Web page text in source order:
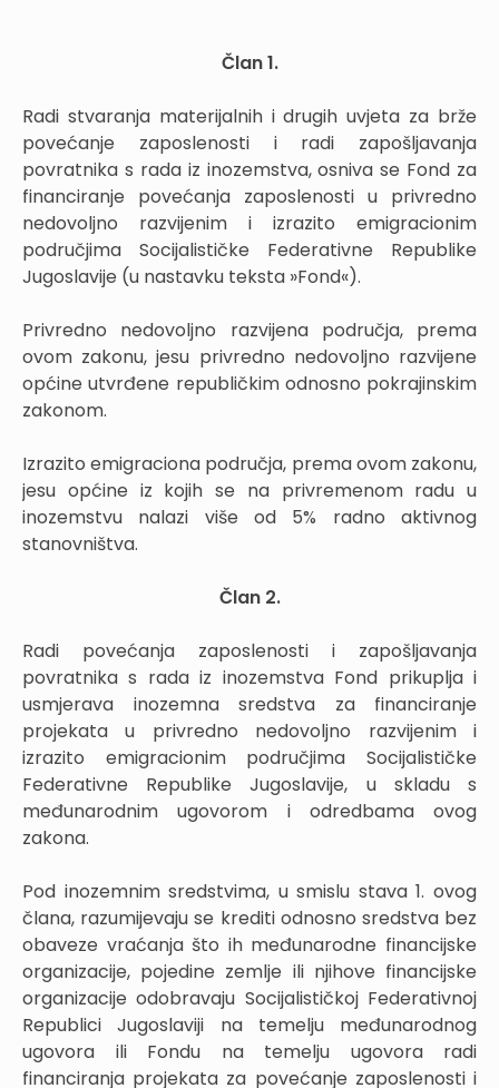
Član 1.
Radi stvaranja materijalnih i drugih uvjeta za brže
povećanje zaposlenosti i radi zapošljavanja
povratnika s rada iz inozemstva, osniva se Fond za
financiranje povećanja zaposlenosti u privredno
nedovoljno razvijenim i izrazito emigracionim
područjima Socijalističke Federativne Republike
Jugoslavije (u nastavku teksta »Fond«).
Privredno nedovoljno razvijena područja, prema
ovom zakonu, jesu privredno nedovoljno razvijene
općine utvrđene republičkim odnosno pokrajinskim
zakonom.
Izrazito emigraciona područja, prema ovom zakonu,
jesu općine iz kojih se na privremenom radu u
inozemstvu nalazi više od 5% radno aktivnog
stanovništva.
Član 2.
Radi povećanja zaposlenosti i zapošljavanja
povratnika s rada iz inozemstva Fond prikuplja i
usmjerava inozemna sredstva za financiranje
projekata u privredno nedovoljno razvijenim i
izrazito emigracionim područjima Socijalističke
Federativne Republike Jugoslavije, u skladu s
međunarodnim ugovorom i odredbama ovog
zakona.
Pod inozemnim sredstvima, u smislu stava 1. ovog
člana, razumijevaju se krediti odnosno sredstva bez
obaveze vraćanja što ih međunarodne financijske
organizacije, pojedine zemlje ili njihove financijske
organizacije odobravaju Socijalističkoj Federativnoj
Republici Jugoslaviji na temelju međunarodnog
ugovora ili Fondu na temelju ugovora radi
financiranja projekata za povećanje zaposlenosti i